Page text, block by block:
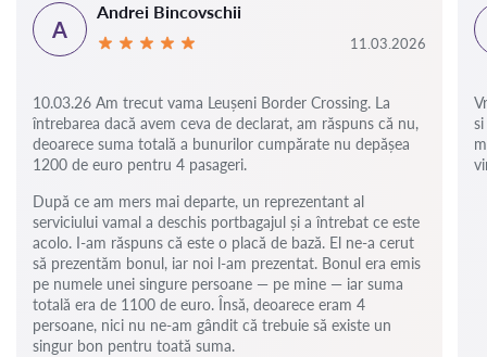
A
Andrei Bincovschii
11.03.2026
10.03.26 Am trecut vama Leușeni Border Crossing. La
întrebarea dacă avem ceva de declarat, am răspuns că nu,
deoarece suma totală a bunurilor cumpărate nu depășea
1200 de euro pentru 4 pasageri.
După ce am mers mai departe, un reprezentant al
serviciului vamal a deschis portbagajul și a întrebat ce este
acolo. I-am răspuns că este o placă de bază. El ne-a cerut
să prezentăm bonul, iar noi l-am prezentat. Bonul era emis
pe numele unei singure persoane — pe mine — iar suma
totală era de 1100 de euro. Însă, deoarece eram 4
persoane, nici nu ne-am gândit că trebuie să existe un
singur bon pentru toată suma.